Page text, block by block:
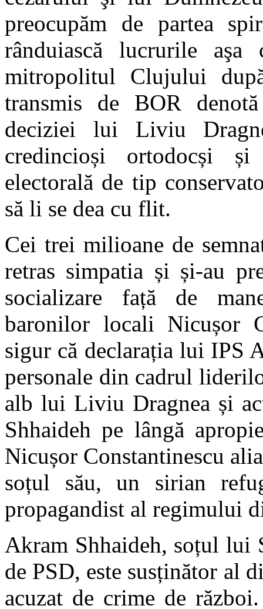
preocupăm de partea
rânduiască lucrurile
mitropolitul Clujului
transmis de BOR
deciziei lui Liviu
credincioși ortodocși
electorală de tip
să li se dea cu flit.
Cei trei milioane de
retras simpatia și și-au
socializare față de
baronilor locali Nicușor
sigur că declarația lui IPS
personale din cadrul
alb lui Liviu Dragnea și
Shhaideh pe lângă
Nicușor Constantinescu
soțul său, un sirian
propagandist al regimului
Akram Shhaideh, soțul lui
de PSD, este susținător al
acuzat de crime de